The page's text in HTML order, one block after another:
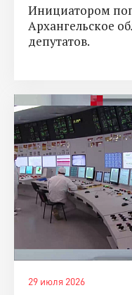
Инициатором
Архангельское
депутатов.
29 июля 2026